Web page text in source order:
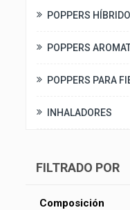
POPPERS
POPPERS
POPPERS PARA
INHALADORES
FILTRADO POR
Composición